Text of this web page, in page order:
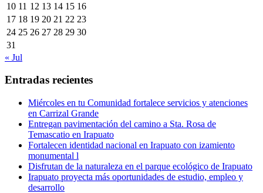
10 11 12 13 14 15 16
17 18 19 20 21 22 23
24 25 26 27 28 29 30
31
« Jul
Entradas recientes
Miércoles en tu Comunidad fortalece servicios y atenciones
en Carrizal Grande
Entregan pavimentación del camino a Sta. Rosa de
Temascatio en Irapuato
Fortalecen identidad nacional en Irapuato con izamiento
monumental l
Disfrutan de la naturaleza en el parque ecológico de Irapuato
Irapuato proyecta más oportunidades de estudio, empleo y
desarrollo